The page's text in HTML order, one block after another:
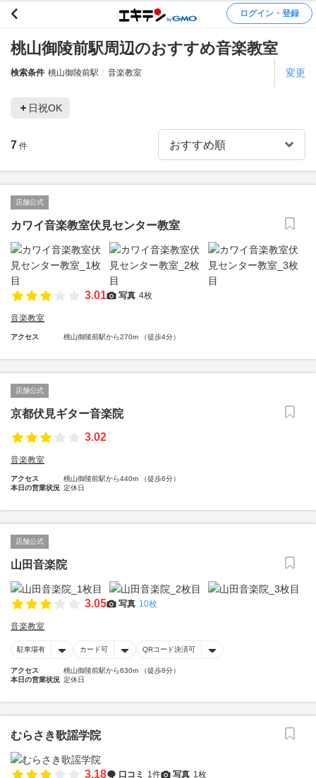
ログイン・登録
桃山御陵前駅周辺のおすすめ音楽教室
検索条件 桃山御陵前駅 音楽教室 変更
日祝OK
7 件
店舗公式
カワイ音楽教室伏見センター教室
3.01 写真 4枚
音楽教室
アクセス 桃山御陵前駅から270m （徒歩4分）
店舗公式
京都伏見ギター音楽院
3.02
音楽教室
アクセス
桃山御陵前駅から440m （徒歩6分）
本日の営業状況 定休日
店舗公式
山田音楽院
3.05 写真 10枚
音楽教室
駐車場有 カード可 QRコード決済可
アクセス
桃山御陵前駅から630m （徒歩8分）
本日の営業状況 定休日
むらさき歌謡学院
3.18 口コミ 1件 写真 1枚